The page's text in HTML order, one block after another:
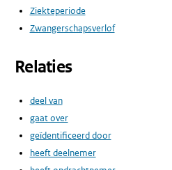
Ziekteperiode
Zwangerschapsverlof
Relaties
deel van
gaat over
geïdentificeerd door
heeft deelnemer